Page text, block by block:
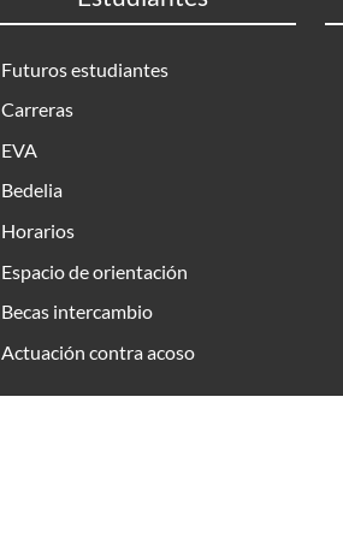
Futuros estudiantes
Carreras
EVA
Bedelia
Horarios
Espacio de orientación
Becas intercambio
Actuación contra acoso